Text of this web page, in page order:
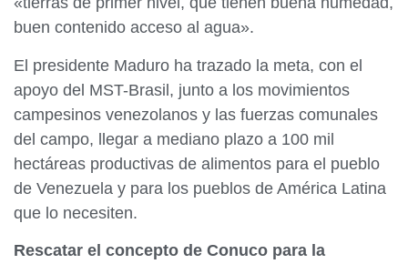
buen contenido acceso al agua».
El presidente Maduro ha trazado la meta, con el
apoyo del MST-Brasil, junto a los movimientos
campesinos venezolanos y las fuerzas comunales
del campo, llegar a mediano plazo a 100 mil
hectáreas productivas de alimentos para el pueblo
de Venezuela y para los pueblos de América Latina
que lo necesiten.
Rescatar el concepto de Conuco para la